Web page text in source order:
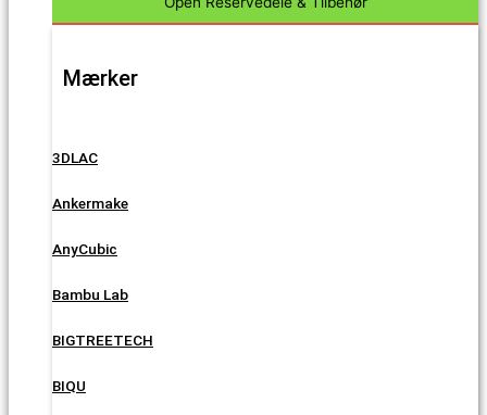
Mærker
3DLAC
Ankermake
AnyCubic
Bambu Lab
BIGTREETECH
BIQU